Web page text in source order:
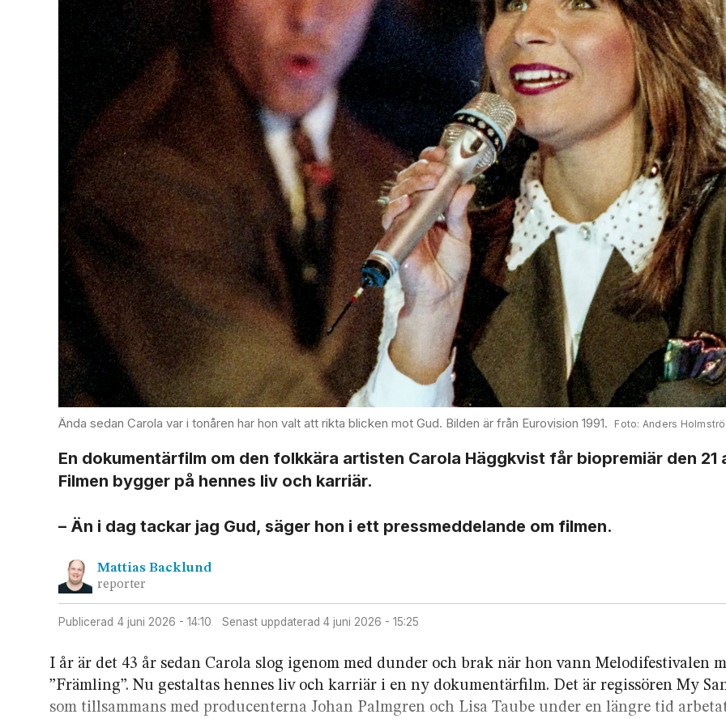
Ända sedan Carola var i tonåren har hon valt att rikta blicken mot Gud. Bilden är från Eurovision 1991. Anders
En dokumentär­film om den folkkära artisten Carola Häggkvist får biopremiär den 21
Filmen bygger på hennes liv och karriär.
– Än i dag tackar jag Gud, säger hon i ett press­meddelande om filmen.
Mattias Backlund
reporter
Publicerad 4 juni 2026 - 14:10 Senast uppdaterad 4 juni 2026 - 15:25
I år är det 43 år sedan Carola slog igenom med dunder och brak när hon vann Melodi­festivalen
”Främling”. Nu gestaltas hennes liv och karriär i en ny dokumentär­film. Det är regissören My
som tillsammans med producenterna Johan Palmgren och Lisa Taube under en längre tid